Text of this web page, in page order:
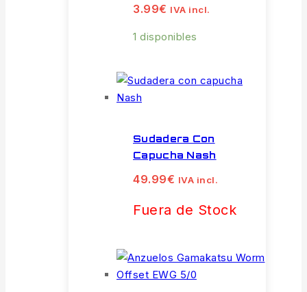
3.99€ IVA incl.
1 disponibles
Sudadera Con
Capucha Nash
49.99€ IVA incl.
Fuera de Stock